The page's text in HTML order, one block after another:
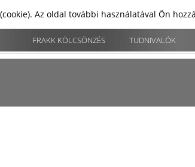
Az oldal további használatával Ön
TUDNIVALÓK
FRAKK KÖLCSÖNZÉS